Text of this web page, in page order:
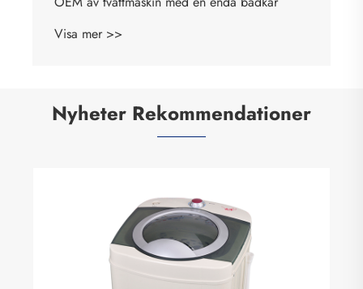
Visa mer >>
Nyheter Rekommendationer